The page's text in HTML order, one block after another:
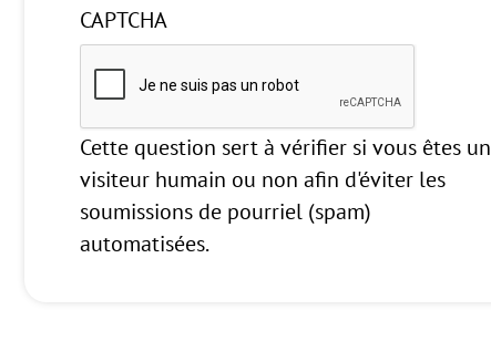
CAPTCHA
Cette question sert à vérifier si vous êtes un
visiteur humain ou non afin d'éviter les
soumissions de pourriel (spam)
automatisées.